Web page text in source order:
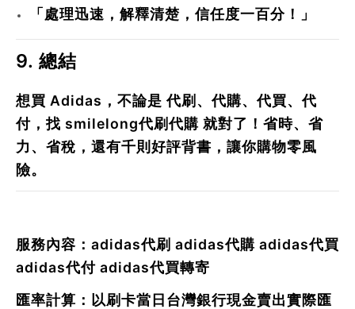
「處理迅速，解釋清楚，信任度一百分！」
9. 總結
想買 Adidas，不論是代刷、代購、代買、代
付 ，找 smilelong代刷代購 就對了！省時、省
力、省稅，還有千則好評背書，讓你購物零風
險。
服務內容：adidas代刷 adidas代購 adidas代買
adidas代付 adidas代買轉寄
匯率計算：以刷卡當日台灣銀行現金賣出實際匯